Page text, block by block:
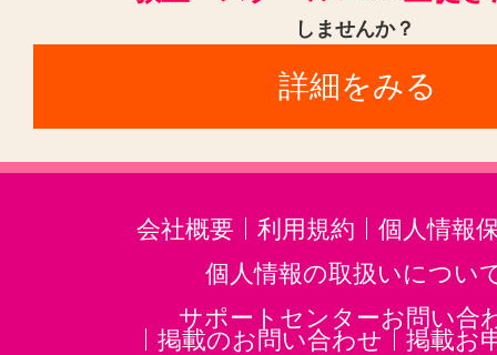
しませんか？
詳細をみる
会社概要 利用規約
個人情報
個人情報の取扱いについ
サポートセンターお問い合
掲載のお問い合わせ
掲載お